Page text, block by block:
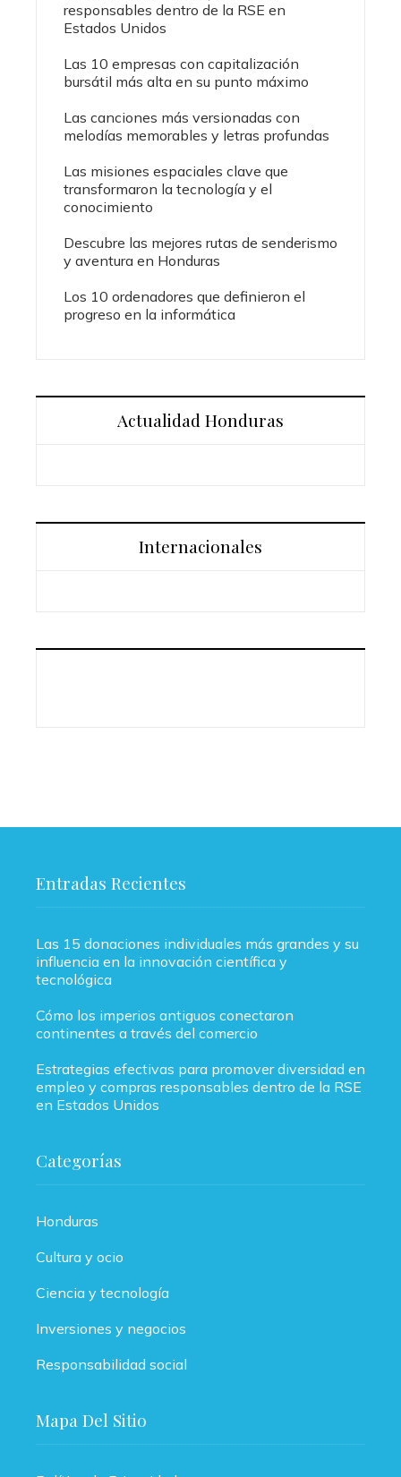
responsables dentro de la RSE en
Estados Unidos
Las 10 empresas con capitalización
bursátil más alta en su punto máximo
Las canciones más versionadas con
melodías memorables y letras profundas
Las misiones espaciales clave que
transformaron la tecnología y el
conocimiento
Descubre las mejores rutas de senderismo
y aventura en Honduras
Los 10 ordenadores que definieron el
progreso en la informática
Actualidad Honduras
Internacionales
Entradas Recientes
Las 15 donaciones individuales más grandes y su
influencia en la innovación científica y
tecnológica
Cómo los imperios antiguos conectaron
continentes a través del comercio
Estrategias efectivas para promover diversidad en
empleo y compras responsables dentro de la RSE
en Estados Unidos
Categorías
Honduras
Cultura y ocio
Ciencia y tecnología
Inversiones y negocios
Responsabilidad social
Mapa Del Sitio